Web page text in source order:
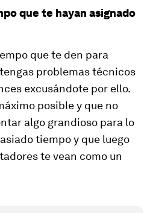
que te hayan asignado
que te den para
problemas técnicos
excusándote por ello.
posible y que no
algo grandioso para lo
tiempo y que luego
te vean como un